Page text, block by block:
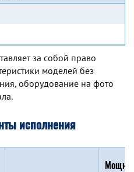
за собой право
моделей без
оборудование на фото
исполнения